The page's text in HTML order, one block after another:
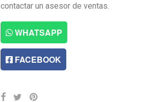
contactar un asesor de ventas.
WHATSAPP
FACEBOOK